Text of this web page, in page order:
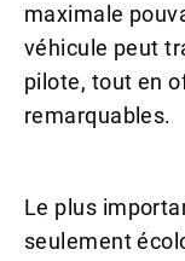
maximale
véhicule peut
pilote, tout en
remarquables.
Le plus
seulement